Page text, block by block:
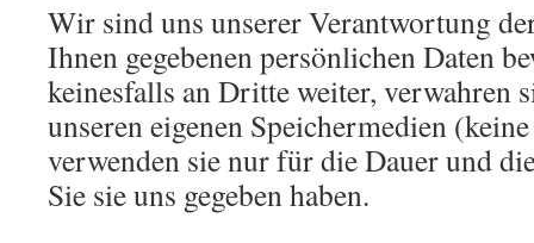
Wir sind uns unserer Verantwortung
Ihnen gegebenen persönlichen Daten
keinesfalls an Dritte weiter, verwahren
unseren eigenen Speichermedien
verwenden sie nur für die Dauer und
Sie sie uns gegeben haben.